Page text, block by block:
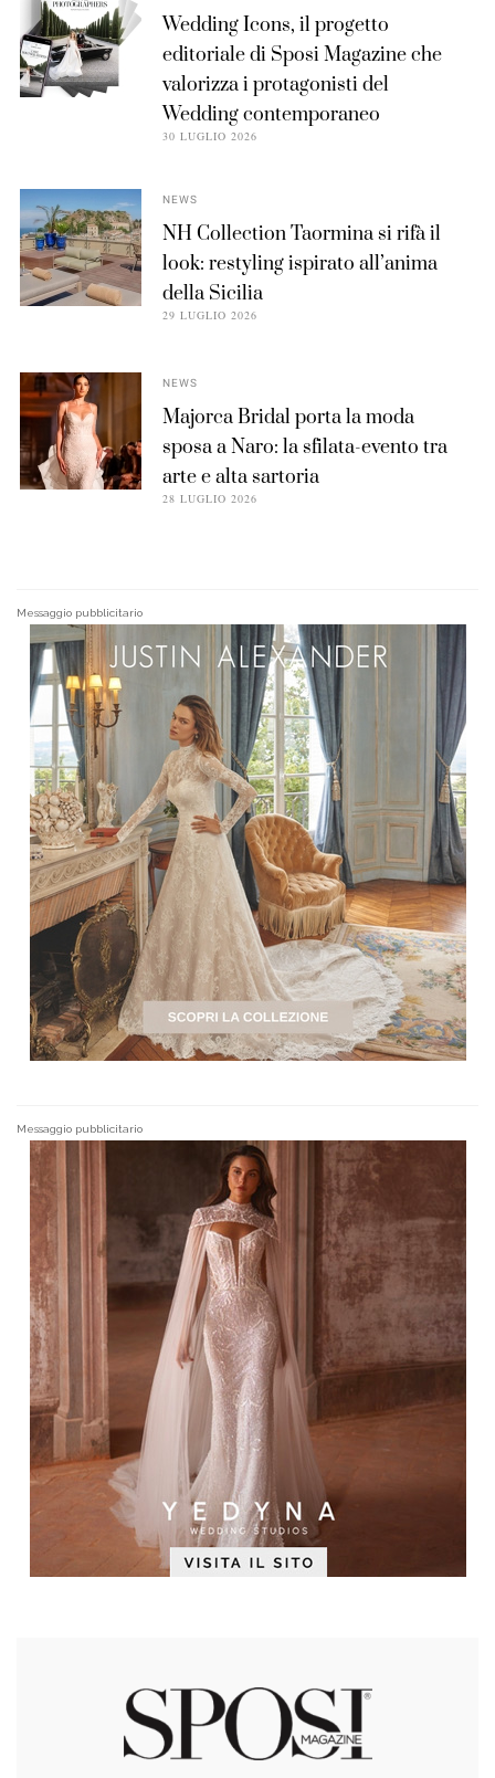
Wedding Icons, il progetto
editoriale di Sposi Magazine che
valorizza i protagonisti del
Wedding contemporaneo
30 LUGLIO 2026
NEWS
NH Collection Taormina si rifà il
look: restyling ispirato all’anima
della Sicilia
29 LUGLIO 2026
NEWS
Majorca Bridal porta la moda
sposa a Naro: la sfilata-evento tra
arte e alta sartoria
28 LUGLIO 2026
Messaggio pubblicitario
Messaggio pubblicitario